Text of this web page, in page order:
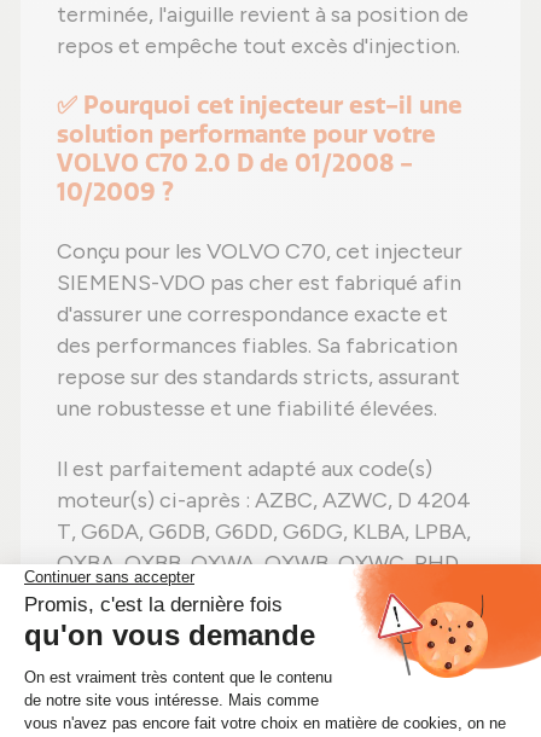
terminée, l'aiguille revient à sa position de
repos et empêche tout excès d'injection.
✅ Pourquoi cet injecteur est-il une
solution performante pour votre
VOLVO C70 2.0 D de 01/2008 -
10/2009 ?
Conçu pour les VOLVO C70, cet injecteur
SIEMENS-VDO pas cher est fabriqué afin
d'assurer une correspondance exacte et
des performances fiables. Sa fabrication
repose sur des standards stricts, assurant
une robustesse et une fiabilité élevées.
Il est parfaitement adapté aux code(s)
moteur(s) ci-après : AZBC, AZWC, D 4204
T, G6DA, G6DB, G6DD, G6DG, KLBA, LPBA,
QXBA, QXBB, QXWA, QXWB, QXWC, RHD
(DW10CB), RHD (DW10CTED4), RHF
(DW10BTED4), RHK, RHR, RHR
(DW10BTED4), TYBA, UFBA, UFBB, UFDA,
UFWA, UKBA, UKBB, UKDA, UKWA.
Et est compatible avec ces références